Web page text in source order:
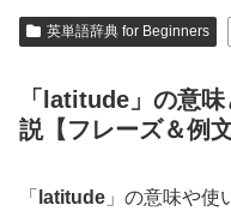
英単語辞典 for Beginners
「latitude」の意
説【フレーズ＆例文
「 latitude 」の意味や使